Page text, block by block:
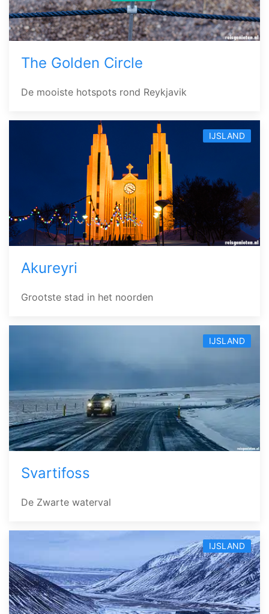
The Golden Circle
De mooiste hotspots rond Reykjavik
IJSLAND
Akureyri
Grootste stad in het noorden
IJSLAND
Svartifoss
De Zwarte waterval
IJSLAND